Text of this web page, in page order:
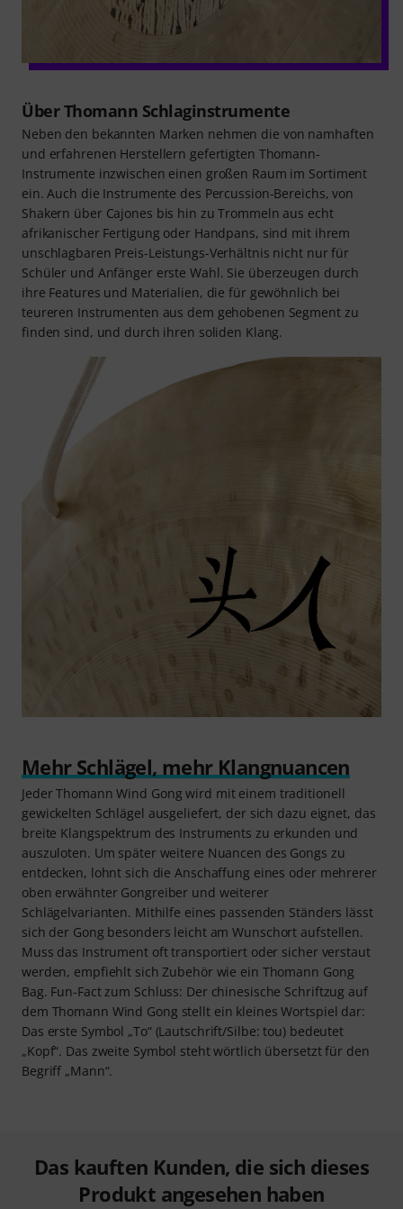
Über Thomann Schlaginstrumente
Neben den bekannten Marken nehmen die von namhaften
und erfahrenen Herstellern gefertigten Thomann-
Instrumente inzwischen einen großen Raum im Sortiment
ein. Auch die Instrumente des Percussion-Bereichs, von
Shakern über Cajones bis hin zu Trommeln aus echt
afrikanischer Fertigung oder Handpans, sind mit ihrem
unschlagbaren Preis-Leistungs-Verhältnis nicht nur für
Schüler und Anfänger erste Wahl. Sie überzeugen durch
ihre Features und Materialien, die für gewöhnlich bei
teureren Instrumenten aus dem gehobenen Segment zu
finden sind, und durch ihren soliden Klang.
Mehr Schlägel, mehr Klangnuancen
Jeder Thomann Wind Gong wird mit einem traditionell
gewickelten Schlägel ausgeliefert, der sich dazu eignet, das
breite Klangspektrum des Instruments zu erkunden und
auszuloten. Um später weitere Nuancen des Gongs zu
entdecken, lohnt sich die Anschaffung eines oder mehrerer
oben erwähnter Gongreiber und weiterer
Schlägelvarianten. Mithilfe eines passenden Ständers lässt
sich der Gong besonders leicht am Wunschort aufstellen.
Muss das Instrument oft transportiert oder sicher verstaut
werden, empfiehlt sich Zubehör wie ein Thomann Gong
Bag. Fun-Fact zum Schluss: Der chinesische Schriftzug auf
dem Thomann Wind Gong stellt ein kleines Wortspiel dar:
Das erste Symbol „To“ (Lautschrift/Silbe: tou) bedeutet
„Kopf“. Das zweite Symbol steht wörtlich übersetzt für den
Begriff „Mann“.
Das kauften Kunden, die sich dieses
Produkt angesehen haben